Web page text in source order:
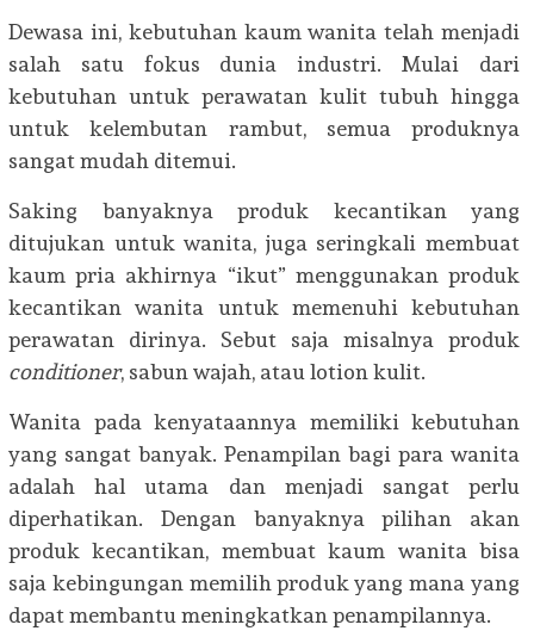
Dewasa ini, kebutuhan kaum wanita telah menjadi
salah satu fokus dunia industri. Mulai dari
kebutuhan untuk perawatan kulit tubuh hingga
untuk kelembutan rambut, semua produknya
sangat mudah ditemui.
Saking banyaknya produk kecantikan yang
ditujukan untuk wanita, juga seringkali membuat
kaum pria akhirnya “ikut” menggunakan produk
kecantikan wanita untuk memenuhi kebutuhan
perawatan dirinya. Sebut saja misalnya produk
conditioner, sabun wajah, atau lotion kulit.
Wanita pada kenyataannya memiliki kebutuhan
yang sangat banyak. Penampilan bagi para wanita
adalah hal utama dan menjadi sangat perlu
diperhatikan. Dengan banyaknya pilihan akan
produk kecantikan, membuat kaum wanita bisa
saja kebingungan memilih produk yang mana yang
dapat membantu meningkatkan penampilannya.